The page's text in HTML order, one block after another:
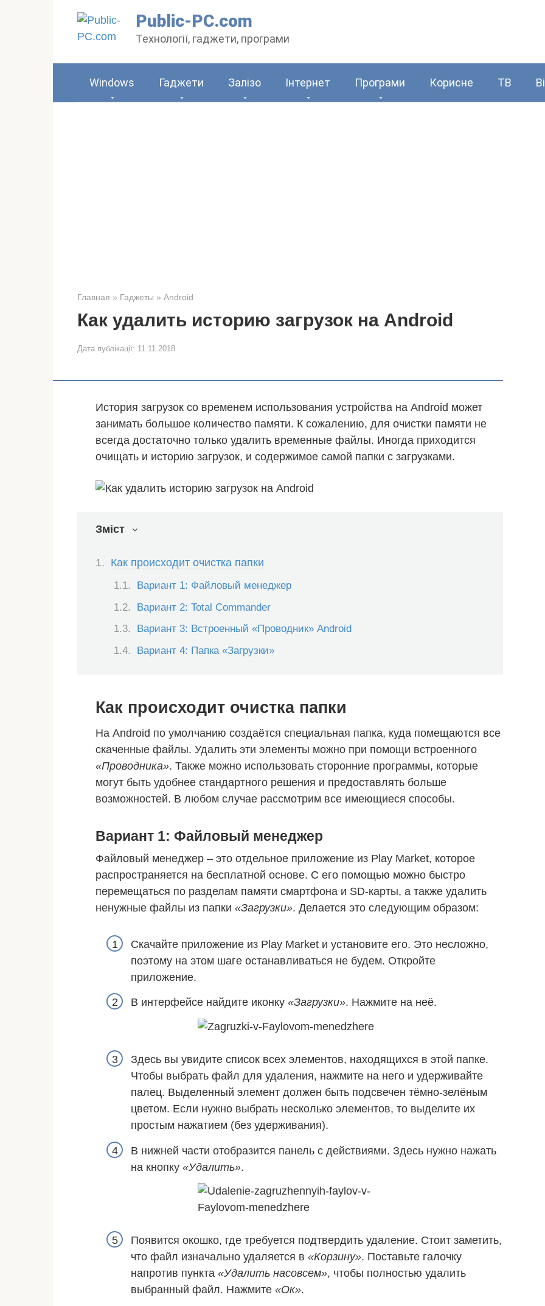
Public-PC.com
Технології, гаджети, програми
Windows Гаджети Залізо Інтернет Програми Корисне ТВ
Главная » Гаджеты » Android
Как удалить историю загрузок на Android
Дата публікації: 11.11.2018
История загрузок со временем использования устройства на Android может
занимать большое количество памяти. К сожалению, для очистки памяти не
всегда достаточно только удалить временные файлы. Иногда приходится
очищать и историю загрузок, и содержимое самой папки с загрузками.
Зміст
Как происходит очистка папки
Вариант 1: Файловый менеджер
Вариант 2: Total Commander
Вариант 3: Встроенный «Проводник» Android
Вариант 4: Папка «Загрузки»
Как происходит очистка папки
На Android по умолчанию создаётся специальная папка, куда помещаются все
скаченные файлы. Удалить эти элементы можно при помощи встроенного
«Проводника». Также можно использовать сторонние программы, которые
могут быть удобнее стандартного решения и предоставлять больше
возможностей. В любом случае рассмотрим все имеющиеся способы.
Вариант 1: Файловый менеджер
Файловый менеджер – это отдельное приложение из Play Market, которое
распространяется на бесплатной основе. С его помощью можно быстро
перемещаться по разделам памяти смартфона и SD-карты, а также удалить
ненужные файлы из папки «Загрузки». Делается это следующим образом:
Скачайте приложение из Play Market и установите его. Это несложно,
поэтому на этом шаге останавливаться не будем. Откройте
приложение.
В интерфейсе найдите иконку «Загрузки». Нажмите на неё.
Здесь вы увидите список всех элементов, находящихся в этой папке.
Чтобы выбрать файл для удаления, нажмите на него и удерживайте
палец. Выделенный элемент должен быть подсвечен тёмно-зелёным
цветом. Если нужно выбрать несколько элементов, то выделите их
простым нажатием (без удерживания).
В нижней части отобразится панель с действиями. Здесь нужно нажать
на кнопку «Удалить».
Появится окошко, где требуется подтвердить удаление. Стоит заметить,
что файл изначально удаляется в «Корзину». Поставьте галочку
напротив пункта «Удалить насовсем», чтобы полностью удалить
выбранный файл. Нажмите «Ок».